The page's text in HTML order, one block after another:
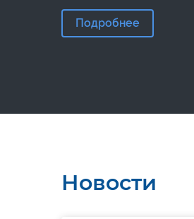
Подробнее
Новости